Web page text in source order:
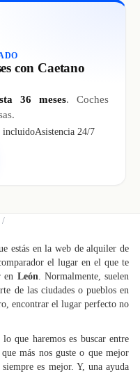
con Caetano
36 meses. Coches
incluidoAsistencia 24/7
estás en la web de alquiler de
el lugar en el que te
en León. Normalmente, suelen
de las ciudades o pueblos en
encontrar el lugar perfecto no
que haremos es buscar entre
más nos guste o que mejor
es mejor. Y, una ayuda